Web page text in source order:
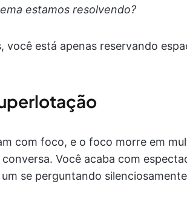
estamos resolvendo?
você está apenas reservando
com foco, e o foco morre em
Você acaba com
se perguntando